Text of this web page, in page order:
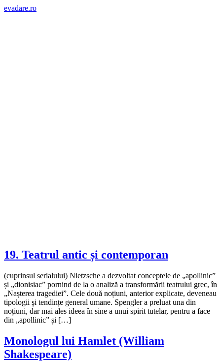
evadare.ro
19. Teatrul antic și contemporan
(cuprinsul serialului) Nietzsche a dezvoltat conceptele de „apollinic”
și „dionisiac” pornind de la o analiză a transformării teatrului grec, în
„Nașterea tragediei”. Cele două noțiuni, anterior explicate, deveneau
tipologii și tendințe general umane. Spengler a preluat una din
noțiuni, dar mai ales ideea în sine a unui spirit tutelar, pentru a face
din „apollinic” și […]
Monologul lui Hamlet (William
Shakespeare)